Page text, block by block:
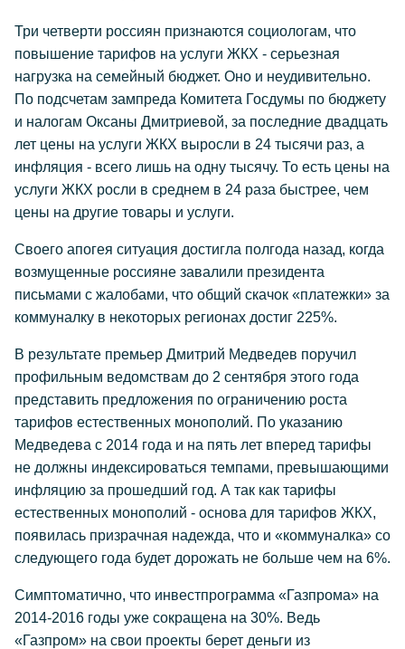
Три четверти россиян признаются социологам, что
повышение тарифов на услуги ЖКХ - серьезная
нагрузка на семейный бюджет. Оно и неудивительно.
По подсчетам зампреда Комитета Госдумы по бюджету
и налогам Оксаны Дмитриевой, за последние двадцать
лет цены на услуги ЖКХ выросли в 24 тысячи раз, а
инфляция - всего лишь на одну тысячу. То есть цены на
услуги ЖКХ росли в среднем в 24 раза быстрее, чем
цены на другие товары и услуги.
Своего апогея ситуация достигла полгода назад, когда
возмущенные россияне завалили президента
письмами с жалобами, что общий скачок «платежки» за
коммуналку в некоторых регионах достиг 225%.
В результате премьер Дмитрий Медведев поручил
профильным ведомствам до 2 сентября этого года
представить предложения по ограничению роста
тарифов естественных монополий. По указанию
Медведева с 2014 года и на пять лет вперед тарифы
не должны индексироваться темпами, превышающими
инфляцию за прошедший год. А так как тарифы
естественных монополий - основа для тарифов ЖКХ,
появилась призрачная надежда, что и «коммуналка» со
следующего года будет дорожать не больше чем на 6%.
Симптоматично, что инвестпрограмма «Газпрома» на
2014-2016 годы уже сокращена на 30%. Ведь
«Газпром» на свои проекты берет деньги из